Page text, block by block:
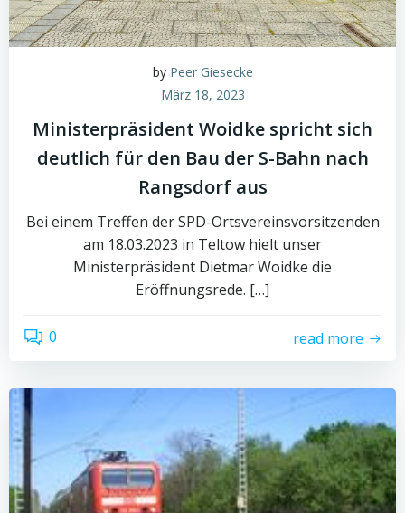
by Peer Giesecke
März 18, 2023
Ministerpräsident Woidke spricht sich
deutlich für den Bau der S-Bahn nach
Rangsdorf aus
Bei einem Treffen der SPD-Ortsvereinsvorsitzenden
am 18.03.2023 in Teltow hielt unser
Ministerpräsident Dietmar Woidke die
Eröffnungsrede. […]
0 read more